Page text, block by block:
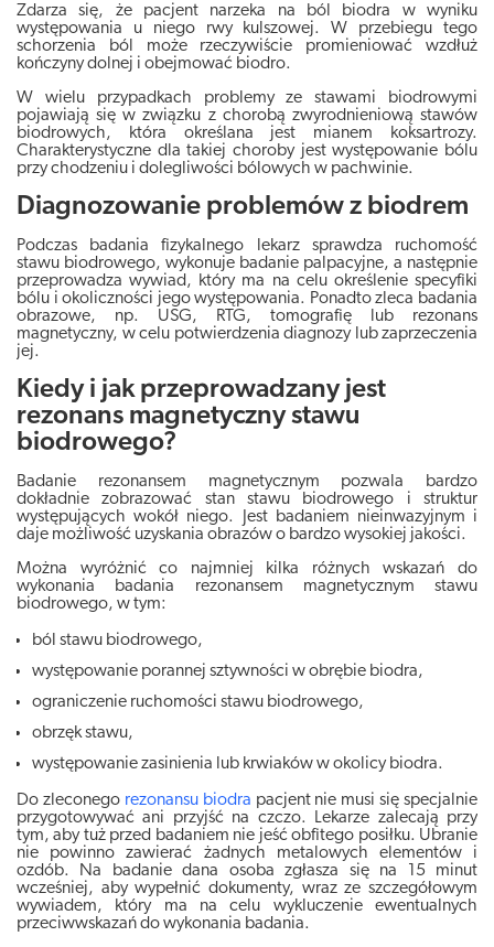
Zdarza się, że pacjent narzeka na ból biodra w wyniku
występowania u niego rwy kulszowej. W przebiegu tego
schorzenia ból może rzeczywiście promieniować wzdłuż
kończyny dolnej i obejmować biodro.
W wielu przypadkach problemy ze stawami biodrowymi
pojawiają się w związku z chorobą zwyrodnieniową stawów
biodrowych, która określana jest mianem koksartrozy.
Charakterystyczne dla takiej choroby jest występowanie bólu
przy chodzeniu i dolegliwości bólowych w pachwinie.
Diagnozowanie problemów z biodrem
Podczas badania fizykalnego lekarz sprawdza ruchomość
stawu biodrowego, wykonuje badanie palpacyjne, a następnie
przeprowadza wywiad, który ma na celu określenie specyfiki
bólu i okoliczności jego występowania. Ponadto zleca badania
obrazowe, np. USG, RTG, tomografię lub rezonans
magnetyczny, w celu potwierdzenia diagnozy lub zaprzeczenia
jej.
Kiedy i jak przeprowadzany jest
rezonans magnetyczny stawu
biodrowego?
Badanie rezonansem magnetycznym pozwala bardzo
dokładnie zobrazować stan stawu biodrowego i struktur
występujących wokół niego. Jest badaniem nieinwazyjnym i
daje możliwość uzyskania obrazów o bardzo wysokiej jakości.
Można wyróżnić co najmniej kilka różnych wskazań do
wykonania badania rezonansem magnetycznym stawu
biodrowego, w tym:
ból stawu biodrowego,
występowanie porannej sztywności w obrębie biodra,
ograniczenie ruchomości stawu biodrowego,
obrzęk stawu,
występowanie zasinienia lub krwiaków w okolicy biodra.
Do zleconego rezonansu biodra pacjent nie musi się specjalnie
przygotowywać ani przyjść na czczo. Lekarze zalecają przy
tym, aby tuż przed badaniem nie jeść obfitego posiłku. Ubranie
nie powinno zawierać żadnych metalowych elementów i
ozdób. Na badanie dana osoba zgłasza się na 15 minut
wcześniej, aby wypełnić dokumenty, wraz ze szczegółowym
wywiadem, który ma na celu wykluczenie ewentualnych
przeciwwskazań do wykonania badania.